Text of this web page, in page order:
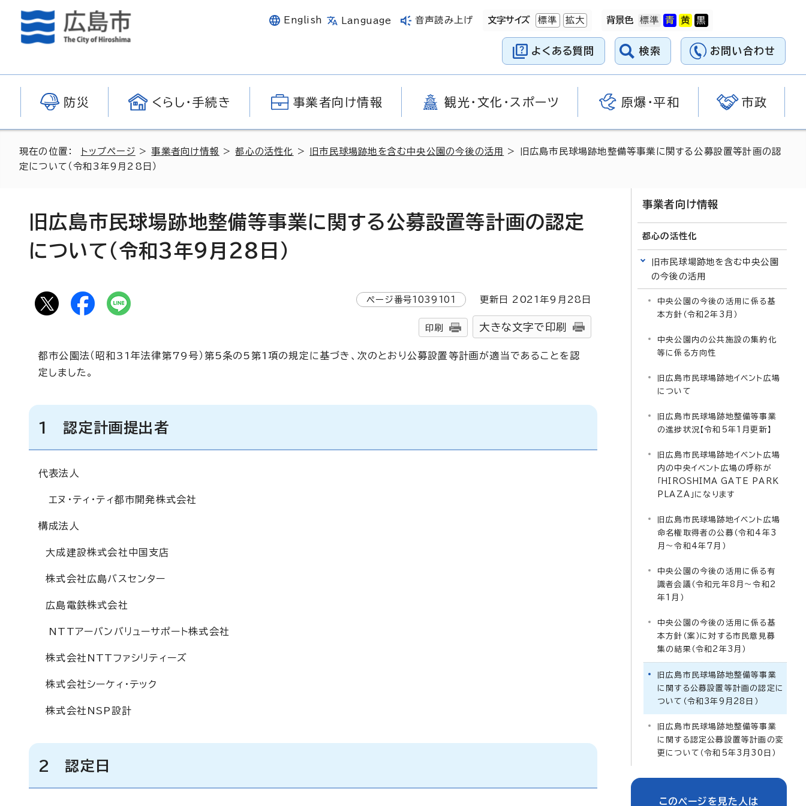
English Language 音声読み上げ 文字サイズ 標準 拡大 背景色
よくある質問 検索 お問い合わせ
防災 くらし・手続き 事業者向け情報 観光・文化・スポーツ 原爆・平和 市政
現在の位置： トップページ >事業者向け情報 >都心の活性化 > 旧市民球場跡地を含む中央公園の今後の活用
> 旧広島市民球場跡地整備等事業に関する公募設置等計画の認
定について（令和3年9月28日）
旧広島市民球場跡地整備等事業に関する公募設置等計画の認定
について（令和3年9月28日）
ページ番号1039101 更新日 2021年9月 28 日
印刷 大きな文字で印刷
都市公園法（昭和31年法律第79号）第5条の5第1項の規定に基づき、次のとおり公募設置等計画が適当であることを認
定しました。
1 認定計画提出者
代表法人
エヌ・ティ・ティ都市開発株式会社
構成法人
大成建設株式会社中国支店
株式会社広島バスセンター
広島電鉄株式会社
NTTアーバンバリューサポート株式会社
株式会社NTTファシリティーズ
株式会社シーケィ・テック
株式会社NSP設計
2 認定日
事業者向け情報
都心の活性化
旧市民球場跡地を含む中央公園
の今後の活用
中央公園の今後の活用に係る基
本方針（令和2年3月）
中央公園内の公共施設の集約化
等に係る方向性
旧広島市民球場跡地イベント広場
について
旧広島市民球場跡地整備等事業
の進捗状況【令和5年1月更新】
旧広島市民球場跡地イベント広場
内の中央イベント広場の呼称が
「HIROSHIMA GATE PARK
PLAZA」になります
旧広島市民球場跡地イベント広場
命名権取得者の公募（令和4年3
月～令和4年7月）
中央公園の今後の活用に係る有
識者会議（令和元年8月～令和2
年1月）
中央公園の今後の活用に係る基
本方針（案）に対する市民意見募
集の結果（令和2年3月）
旧広島市民球場跡地整備等事業
に関する公募設置等計画の認定に
ついて（令和3年9月28日）
旧広島市民球場跡地整備等事業
に関する認定公募設置等計画の変
更について（令和5年3月30日）
このページを見た人は